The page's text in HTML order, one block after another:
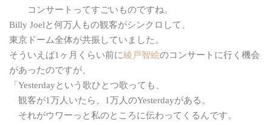
コンサートってすごいものですね。
Billy Joelと何万人もの観客がシンクロして、
東京ドーム全体が共振していました。
そういえば1ヶ月くらい前に綾戸智絵のコンサートに行く機会
があったのですが、
「Yesterdayという歌ひとつ歌っても、
観客が1万人いたら、1万人のYesterdayがある。
それがウワーっと私のところに伝わってくるんです。